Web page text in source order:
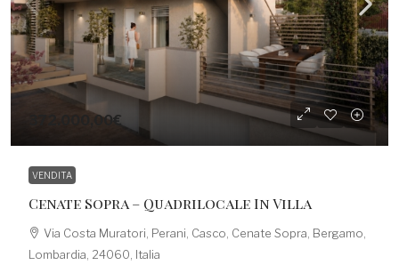
372.000,00€
VENDITA
Cenate Sopra – Quadrilocale In Villa
Via Costa Muratori, Perani, Casco, Cenate Sopra, Bergamo,
Lombardia, 24060, Italia